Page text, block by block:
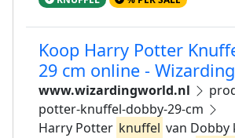
Koop Harry Potter
29 cm online -
www.wizardingworld.nl
potter-knuffel-dobby-29-cm
Harry Potter knuffel van Dobby